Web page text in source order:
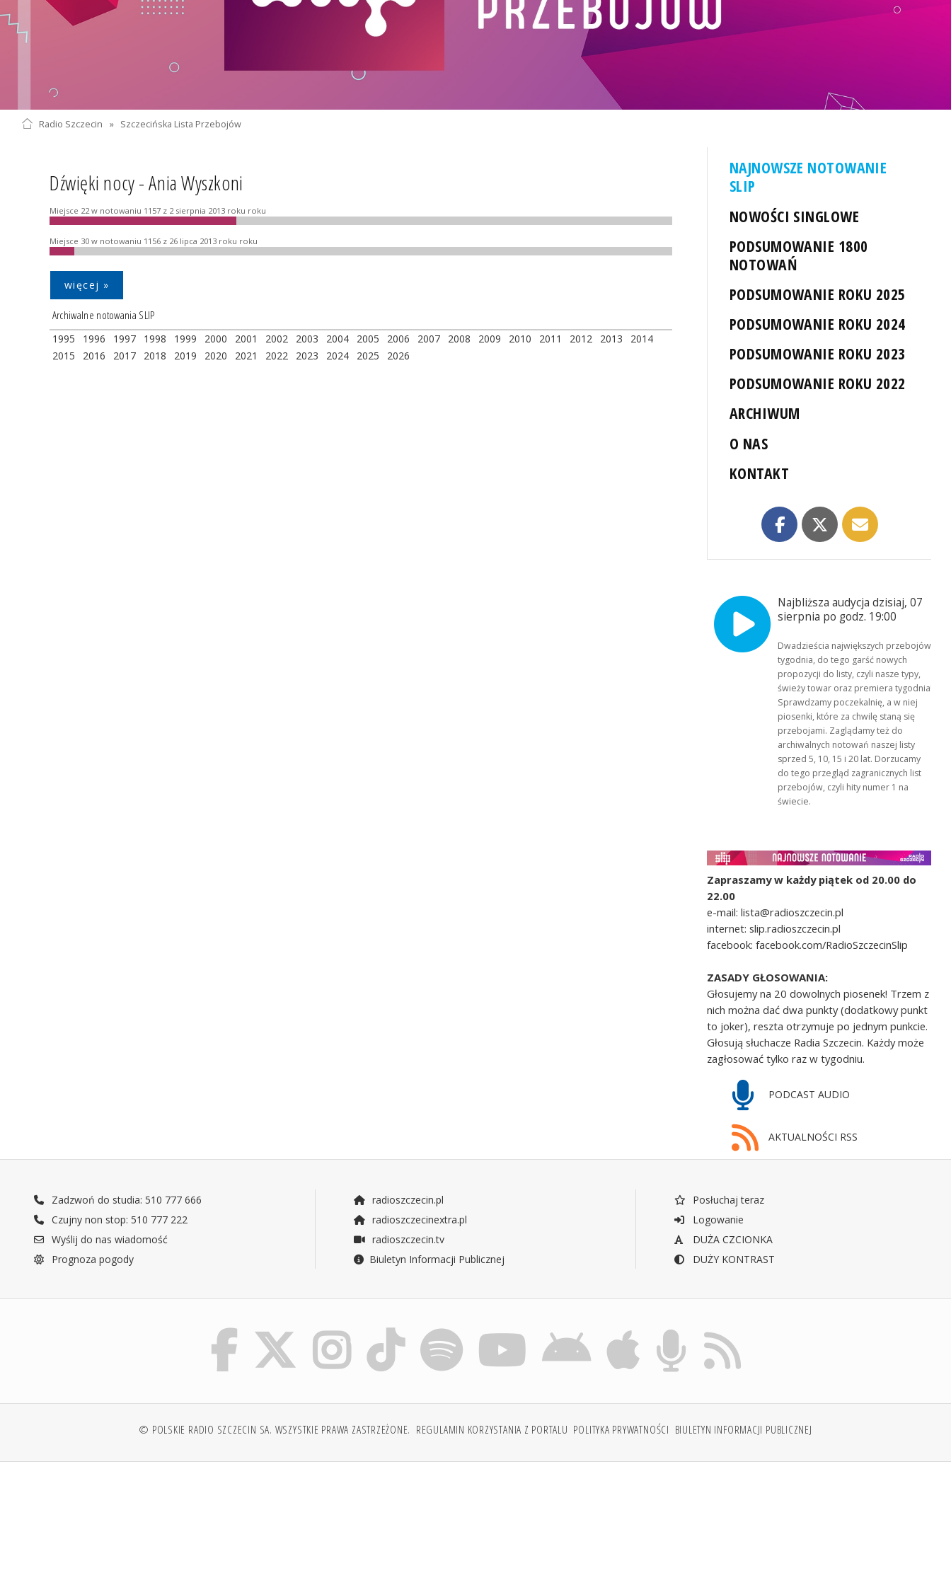
Radio Szczecin » Szczecińska Lista Przebojów
Dźwięki nocy - Ania Wyszkoni
Miejsce 22 w notowaniu 1157 z 2 sierpnia 2013 roku roku
Miejsce 30 w notowaniu 1156 z 26 lipca 2013 roku roku
więcej »
Archiwalne notowania SLIP
1995 1996 1997 1998 1999 2000 2001 2002 2003 2004 2005 2006 2007 2008 2009 2010 2011 2012 2013
2014
2015
2016 2017 2018 2019 2020 2021 2022 2023 2024 2025 2026
NAJNOWSZE NOTOWANIE
SLIP
NOWOŚCI SINGLOWE
PODSUMOWANIE 1800
NOTOWAŃ
PODSUMOWANIE ROKU 2025
PODSUMOWANIE ROKU 2024
PODSUMOWANIE ROKU 2023
PODSUMOWANIE ROKU 2022
ARCHIWUM
O NAS
KONTAKT
Najbliższa audycja dzisiaj, 07
sierpnia po godz. 19:00
Dwadzieścia największych przebojów
tygodnia, do tego garść nowych
propozycji do listy, czyli nasze typy,
świeży towar oraz premiera tygodnia!
Sprawdzamy poczekalnię, a w niej
piosenki, które za chwilę staną się
przebojami. Zaglądamy też do
archiwalnych notowań naszej listy
sprzed 5, 10, 15 i 20 lat. Dorzucamy
do tego przegląd zagranicznych list
przebojów, czyli hity numer 1 na
świecie.
Zapraszamy w każdy piątek od 20.00 do
22.00
e-mail: lista@radioszczecin.pl
internet: slip.radioszczecin.pl
facebook: facebook.com/RadioSzczecinSlip
ZASADY GŁOSOWANIA:
Głosujemy na 20 dowolnych piosenek! Trzem z
nich można dać dwa punkty (dodatkowy punkt
to joker), reszta otrzymuje po jednym punkcie.
Głosują słuchacze Radia Szczecin. Każdy może
zagłosować tylko raz w tygodniu.
PODCAST AUDIO
AKTUALNOŚCI RSS
Zadzwoń do studia: 510 777 666
Czujny non stop: 510 777 222
Wyślij do nas wiadomość
Prognoza pogody
radioszczecin.pl
radioszczecinextra.pl
radioszczecin.tv
Biuletyn Informacji Publicznej
Posłuchaj teraz
Logowanie
DUŻA CZCIONKA
DUŻY KONTRAST
© POLSKIE RADIO SZCZECIN SA. WSZYSTKIE PRAWA ZASTRZEŻONE. REGULAMIN KORZYSTANIA Z PORTALU POLITYKA PRYWATNOŚCI BIULETYN INFORMACJI PUBLICZNEJ